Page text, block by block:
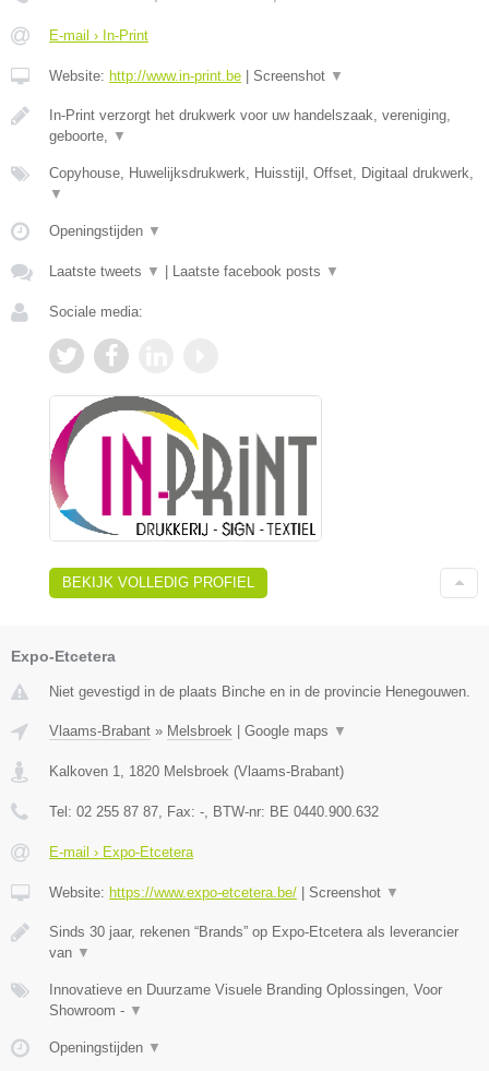
E-mail › In-Print
Website: http://www.in-print.be | Screenshot ▼
In-Print verzorgt het drukwerk voor uw handelszaak, vereniging,
geboorte,
▼
Copyhouse, Huwelijksdrukwerk, Huisstijl, Offset, Digitaal drukwerk,
▼
Openingstijden ▼
Laatste tweets ▼ | Laatste facebook posts ▼
Sociale media:
BEKIJK VOLLEDIG PROFIEL
Expo-Etcetera
Niet gevestigd in de plaats Binche en in de provincie Henegouwen.
Vlaams-Brabant » Melsbroek | Google maps ▼
Kalkoven 1 1820 Melsbroek (Vlaams-Brabant)
Tel: 02 255 87 87 , Fax: - , BTW-nr: BE 0440.900.632
E-mail › Expo-Etcetera
Website: https://www.expo-etcetera.be/ | Screenshot ▼
Sinds 30 jaar, rekenen “Brands” op Expo-Etcetera als leverancier
van ▼
Innovatieve en Duurzame Visuele Branding Oplossingen, Voor
Showroom - ▼
Openingstijden ▼